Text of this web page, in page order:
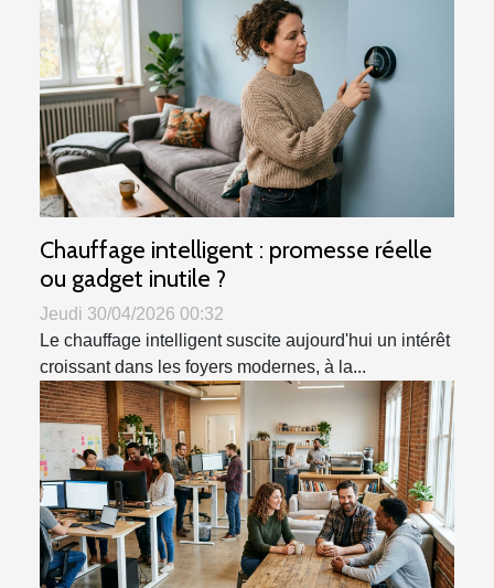
Chauffage intelligent : promesse réelle
ou gadget inutile ?
Jeudi 30/04/2026 00:32
Le chauffage intelligent suscite aujourd'hui un intérêt
croissant dans les foyers modernes, à la...